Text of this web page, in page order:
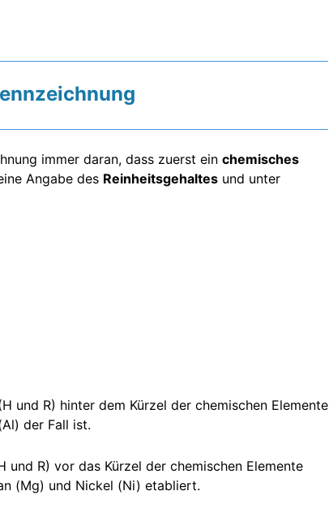
immer daran, dass zuerst ein chemisches
Angabe des Reinheitsgehaltes und unter
und R) hinter dem Kürzel der chemischen Elemente
der Fall ist.
und R) vor das Kürzel der chemischen Elemente
(Mg) und Nickel (Ni) etabliert.